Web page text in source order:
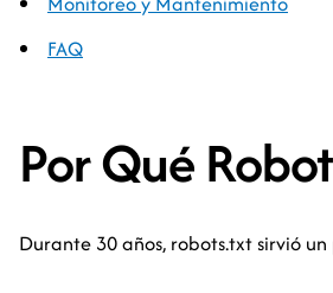
FAQ
Por Qué
Durante 30 años, robots.txt sirvió